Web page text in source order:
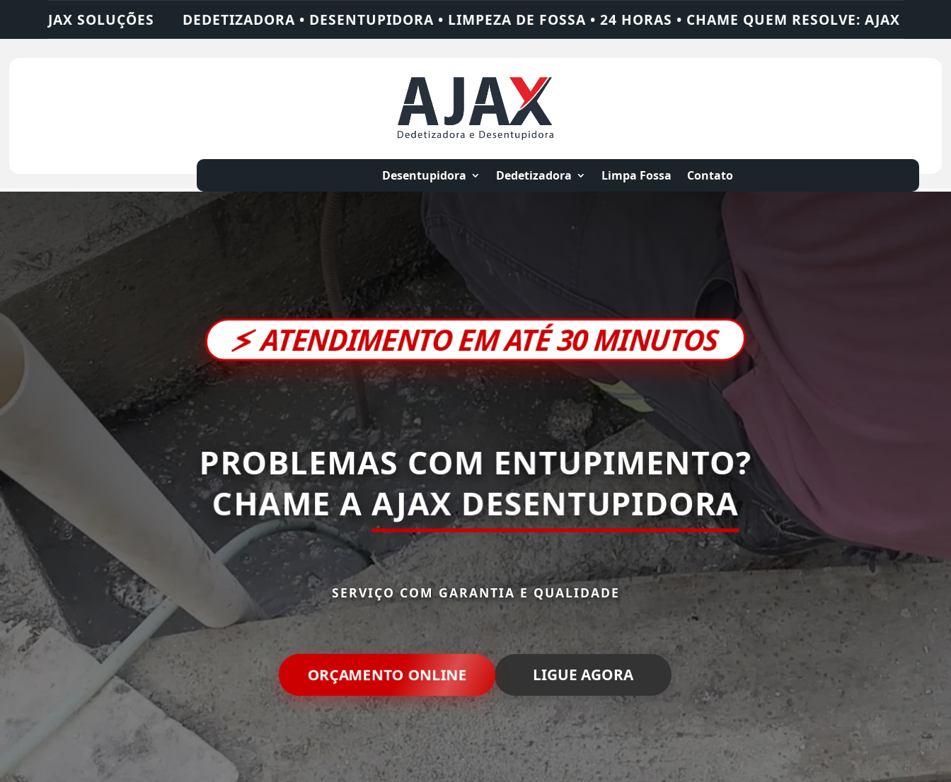
• DESENTUPIDORA • LIMPEZA DE FOSSA • 24 HORAS • CHAME QUEM RESOLVE: AJAX SOLUÇÕES DEDETIZADORA •
Desentupidora Dedetizadora Limpa Fossa Contato
⚡ATENDIMENTO EM ATÉ 30 MINUTOS
PROBLEMAS COM ENTUPIMENTO?
CHAME AAJAX DESENTUPIDORA
SERVIÇO COM GARANTIA E QUALIDADE
ORÇAMENTO ONLINE LIGUE AGORA